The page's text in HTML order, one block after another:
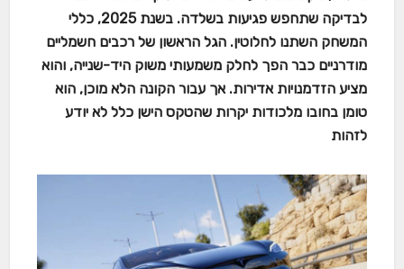
לבדיקה שתחפש פגיעות בשלדה. בשנת 2025, כללי
המשחק השתנו לחלוטין. הגל הראשון של רכבים חשמליים
מודרניים כבר הפך לחלק משמעותי משוק היד-שנייה, והוא
מציע הזדמנויות אדירות. אך עבור הקונה הלא מוכן, הוא
טומן בחובו מלכודות יקרות שהטקס הישן כלל לא יודע
לזהות